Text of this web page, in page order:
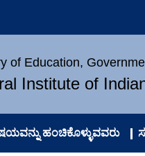
of Education,
Institute of
ಹಂಚಿಕೊಳ್ಳುವವರು